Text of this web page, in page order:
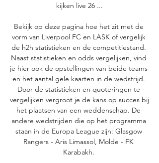
kijken live 26 ...
Bekijk op deze pagina hoe het zit met de
vorm van Liverpool FC en LASK of vergelijk
de h2h statistieken en de competitiestand.
Naast statistieken en odds vergelijken, vind
je hier ook de opstellingen van beide teams
en het aantal gele kaarten in de wedstrijd.
Door de statistieken en quoteringen te
vergelijken vergroot je de kans op succes bij
het plaatsen van een weddenschap. De
andere wedstrijden die op het programma
staan in de Europa League zijn: Glasgow
Rangers - Aris Limassol, Molde - FK
Karabakh.